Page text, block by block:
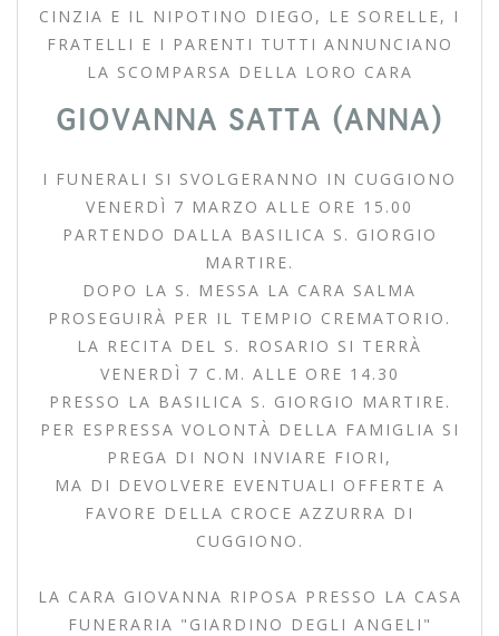
CINZIA E IL NIPOTINO DIEGO, LE SORELLE, I
FRATELLI E I PARENTI TUTTI ANNUNCIANO
LA SCOMPARSA DELLA LORO CARA
GIOVANNA SATTA (ANNA)
I FUNERALI SI SVOLGERANNO IN CUGGIONO
VENERDÌ 7 MARZO ALLE ORE 15.00
PARTENDO DALLA BASILICA S. GIORGIO
MARTIRE.
DOPO LA S. MESSA LA CARA SALMA
PROSEGUIRÀ PER IL TEMPIO CREMATORIO.
LA RECITA DEL S. ROSARIO SI TERRÀ
VENERDÌ 7 C.M. ALLE ORE 14.30
PRESSO LA BASILICA S. GIORGIO MARTIRE.
PER ESPRESSA VOLONTÀ DELLA FAMIGLIA SI
PREGA DI NON INVIARE FIORI,
MA DI DEVOLVERE EVENTUALI OFFERTE A
FAVORE DELLA CROCE AZZURRA DI
CUGGIONO.
LA CARA GIOVANNA RIPOSA PRESSO LA CASA
FUNERARIA "GIARDINO DEGLI ANGELI"